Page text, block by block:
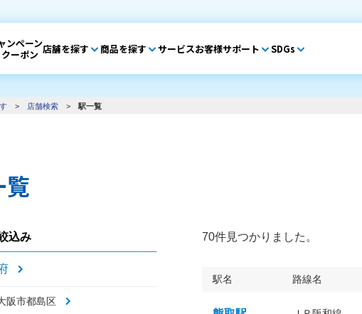
ンペーン
クーポン 店舗を探す 商品を探す サービスお客様サポート SDGs
> 店舗検索 > 駅一覧
覧
込み
阪市都島区
70件見つかりました。
駅名 路線名